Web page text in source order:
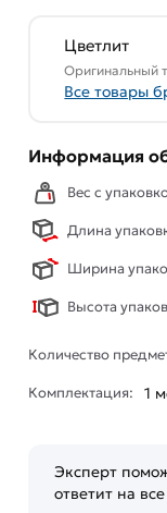
Цветлит
Оригинальный
Все товары
Информация
Вес с
Длина
Ширина
Высота
Количество
Комплектация: 1
Эксперт
ответит на